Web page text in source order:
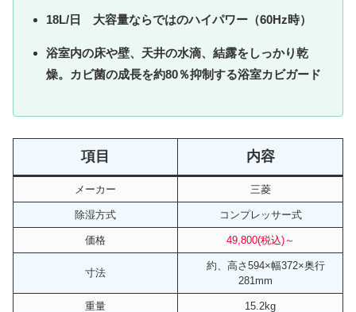
18L/日 大容量ならではのハイパワー（60Hz時）
浴室内の床や壁、天井の水滴、結露をしっかり乾
燥。カビ菌の成長を約80％抑制する浴室カビガード
項目 内容
メーカー 三菱
除湿方式 コンプレッサー式
価格 49,800(税込)～
寸法
約、高さ594×幅372×奥行
281mm
重量 15.2kg